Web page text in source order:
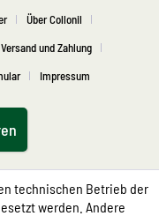
Über Collonil
Versand und Zahlung
Impressum
technischen Betrieb der
werden. Andere